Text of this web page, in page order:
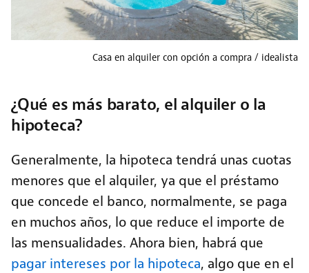
Casa en alquiler con opción a compra idealista
¿Qué es más barato, el alquiler o la
hipoteca?
Generalmente, la hipoteca tendrá unas cuotas
menores que el alquiler, ya que el préstamo
que concede el banco, normalmente, se paga
en muchos años, lo que reduce el importe de
las mensualidades. Ahora bien, habrá que
pagar intereses por la hipoteca, algo que en el